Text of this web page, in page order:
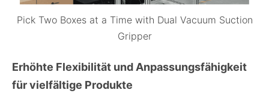
Pick Two Boxes at a Time with Dual Vacuum Suction
Gripper
Erhöhte Flexibilität und Anpassungsfähigkeit
für vielfältige Produkte